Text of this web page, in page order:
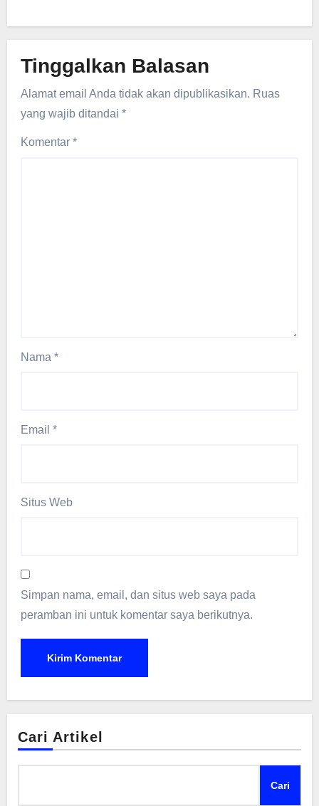
Tinggalkan Balasan
Alamat email Anda tidak akan dipublikasikan. Ruas
yang wajib ditandai *
Komentar *
Nama *
Email *
Situs Web
Simpan nama, email, dan situs web saya pada
peramban ini untuk komentar saya berikutnya.
Cari Artikel
Cari